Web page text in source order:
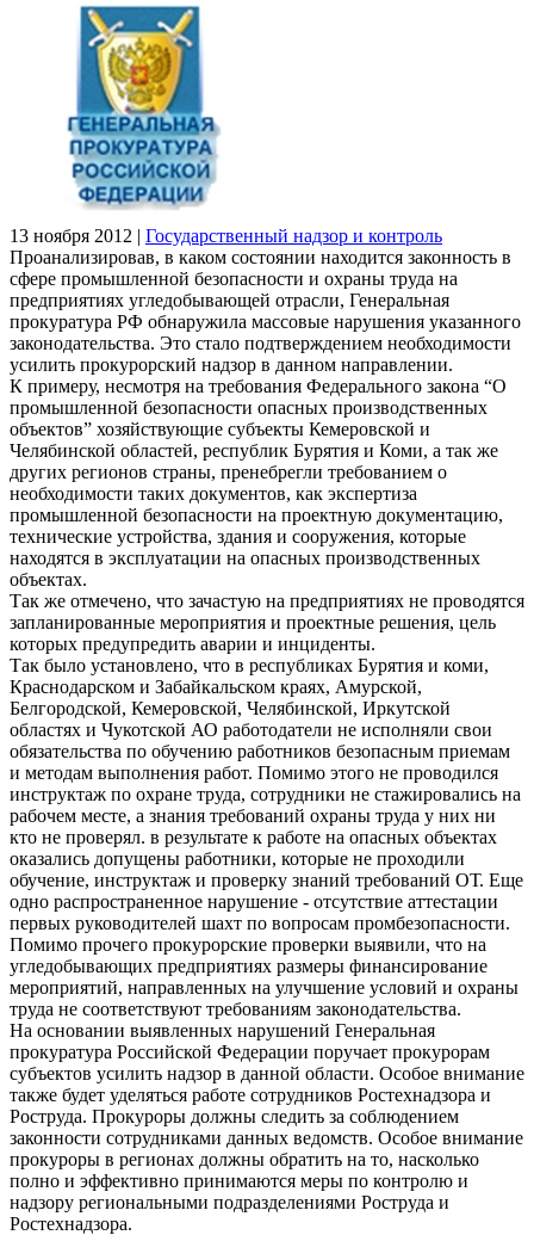
13 ноября 2012 | Государственный надзор и контроль
Проанализировав, в каком состоянии находится законность в
сфере промышленной безопасности и охраны труда на
предприятиях угледобывающей отрасли, Генеральная
прокуратура РФ обнаружила массовые нарушения указанного
законодательства. Это стало подтверждением необходимости
усилить прокурорский надзор в данном направлении.
К примеру, несмотря на требования Федерального закона “О
промышленной безопасности опасных производственных
объектов” хозяйствующие субъекты Кемеровской и
Челябинской областей, республик Бурятия и Коми, а так же
других регионов страны, пренебрегли требованием о
необходимости таких документов, как экспертиза
промышленной безопасности на проектную документацию,
технические устройства, здания и сооружения, которые
находятся в эксплуатации на опасных производственных
объектах.
Так же отмечено, что зачастую на предприятиях не проводятся
запланированные мероприятия и проектные решения, цель
которых предупредить аварии и инциденты.
Так было установлено, что в республиках Бурятия и коми,
Краснодарском и Забайкальском краях, Амурской,
Белгородской, Кемеровской, Челябинской, Иркутской
областях и Чукотской АО работодатели не исполняли свои
обязательства по обучению работников безопасным приемам
и методам выполнения работ. Помимо этого не проводился
инструктаж по охране труда, сотрудники не стажировались на
рабочем месте, а знания требований охраны труда у них ни
кто не проверял. в результате к работе на опасных объектах
оказались допущены работники, которые не проходили
обучение, инструктаж и проверку знаний требований ОТ. Еще
одно распространенное нарушение - отсутствие аттестации
первых руководителей шахт по вопросам промбезопасности.
Помимо прочего прокурорские проверки выявили, что на
угледобывающих предприятиях размеры финансирование
мероприятий, направленных на улучшение условий и охраны
труда не соответствуют требованиям законодательства.
На основании выявленных нарушений Генеральная
прокуратура Российской Федерации поручает прокурорам
субъектов усилить надзор в данной области. Особое внимание
также будет уделяться работе сотрудников Ростехнадзора и
Роструда. Прокуроры должны следить за соблюдением
законности сотрудниками данных ведомств. Особое внимание
прокуроры в регионах должны обратить на то, насколько
полно и эффективно принимаются меры по контролю и
надзору региональными подразделениями Роструда и
Ростехнадзора.